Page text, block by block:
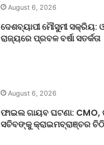
August 6, 2026
ଦେଶବ୍ୟାପୀ ମୌସୁମୀ ସକ୍ରିୟ:
ରାଜ୍ୟରେ ପ୍ରବଳ ବର୍ଷା ସତର୍କତା
August 6, 2026
ଫାଇଲ ଗାୟବ ଘଟଣା:
ସଚିବଙ୍କୁ କ୍ରାଇମବ୍ରାଞ୍ଚର ଚିଠି